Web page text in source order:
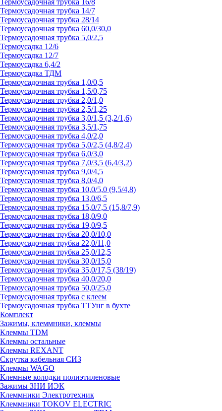
Термоусадочная трубка 16/8
Термоусадочная трубка 14/7
Термоусадочная трубка 28/14
Термоусадочная трубка 60,0/30,0
Термоусадочная трубка 5,0/2,5
Термоусадка 12/6
Термоусадка 12/7
Термоусадка 6,4/2
Термоусадка ТДМ
Термоусадочная трубка 1,0/0,5
Термоусадочная трубка 1,5/0,75
Термоусадочная трубка 2,0/1,0
Термоусадочная трубка 2,5/1,25
Термоусадочная трубка 3,0/1,5 (3,2/1,6)
Термоусадочная трубка 3,5/1,75
Термоусадочная трубка 4,0/2,0
Термоусадочная трубка 5,0/2,5 (4,8/2,4)
Термоусадочная трубка 6,0/3,0
Термоусадочная трубка 7,0/3,5 (6,4/3,2)
Термоусадочная трубка 9,0/4,5
Термоусадочная трубка 8,0/4,0
Термоусадочная трубка 10,0/5,0 (9,5/4,8)
Термоусадочная трубка 13,0/6,5
Термоусадочная трубка 15,0/7,5 (15,8/7,9)
Термоусадочная трубка 18,0/9,0
Термоусадочная трубка 19,0/9,5
Термоусадочная трубка 20,0/10,0
Термоусадочная трубка 22,0/11,0
Термоусадочная трубка 25,0/12,5
Термоусадочная трубка 30,0/15,0
Термоусадочная трубка 35,0/17,5 (38/19)
Термоусадочная трубка 40,0/20,0
Термоусадочная трубка 50,0/25,0
Термоусадочная трубка с клеем
Термоусадочная трубка ТТУнг в бухте
Комплект
Зажимы, клеммники, клеммы
Клеммы TDM
Клеммы остальные
Клеммы REXANT
Скрутка кабельная СИЗ
Клеммы WAGO
Клемные колодки полиэтиленовые
Зажимы ЗНИ ИЭК
Клеммники Электротехник
Клеммники TOKOV ELECTRIC